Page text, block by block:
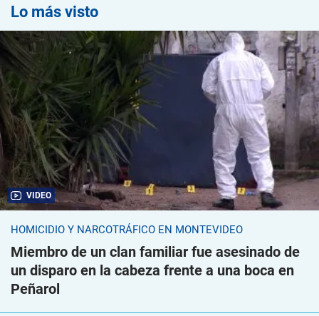
Lo más visto
VIDEO
HOMICIDIO Y NARCOTRÁFICO EN MONTEVIDEO
Miembro de un clan familiar fue asesinado de
un disparo en la cabeza frente a una boca en
Peñarol